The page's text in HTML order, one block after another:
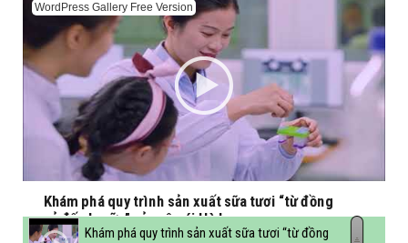
WordPress Gallery Free Version
Khám phá quy trình sản xuất sữa tươi “từ đồng
cỏ đến ly sữa” của cô gái Hà Lan
Khám phá quy trình sản xuất sữa tươi “từ đồng